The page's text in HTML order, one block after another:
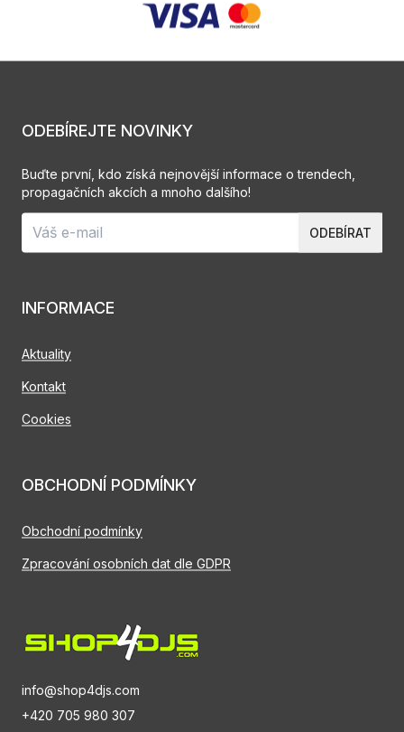
info@shop4djs.com
+420 705 980 307
INFORMACE
Aktuality
Kontakt
Cookies
OBCHODNÍ PODMÍNKY
Obchodní podmínky
Zpracování osobních dat dle GDPR
ODEBÍREJTE NOVINKY
Buďte první, kdo získá nejnovější informace o trendech,
propagačních akcích a mnoho dalšího!
ODEBÍRAT